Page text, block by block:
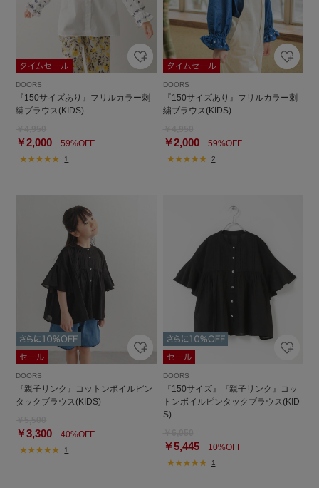
DOORS
『150サイズあり』フリルカラー刺
繍ブラウス(KIDS)
￥2,000 59%OFF
1
DOORS
『150サイズあり』フリルカラー刺
繍ブラウス(KIDS)
￥2,00059%OFF
2
DOORS
『親子リンク』コットンボイルピン
タックブラウス(KIDS)
￥3,300 40%OFF
1
DOORS
『150サイズ』『親子リンク』コッ
トンボイルピンタックブラウス(KID
S)
￥5,44510%OFF
1